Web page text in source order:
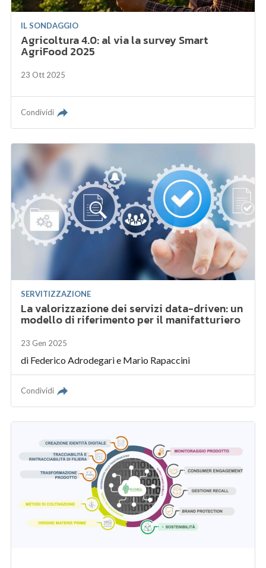
IL SONDAGGIO
Agricoltura 4.0: al via la survey Smart
AgriFood 2025
23 Ott 2025
Condividi
SERVITIZZAZIONE
La valorizzazione dei servizi data-driven: un
modello di riferimento per il manifatturiero
23 Gen 2025
di Federico Adrodegarie Mario Rapaccini
Condividi